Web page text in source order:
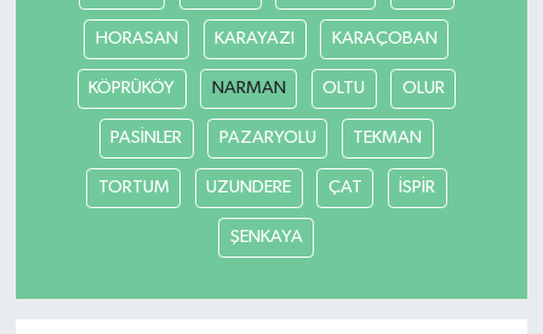
HORASAN KARAYAZI KARAÇOBAN
KÖPRÜKÖY NARMAN OLTU OLUR
PASİNLER PAZARYOLU TEKMAN
TORTUM UZUNDERE ÇAT İSPİR
ŞENKAYA